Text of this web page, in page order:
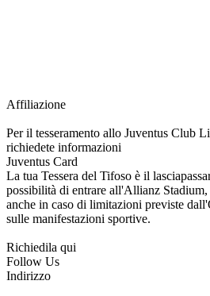
Affiliazione
Per il tesseramento allo Juventus Club
richiedete informazioni
Juventus Card
La tua Tessera del Tifoso è il
possibilità di entrare all'Allianz
anche in caso di limitazioni previste
sulle manifestazioni sportive.
Richiedila qui
Follow Us
Indirizzo